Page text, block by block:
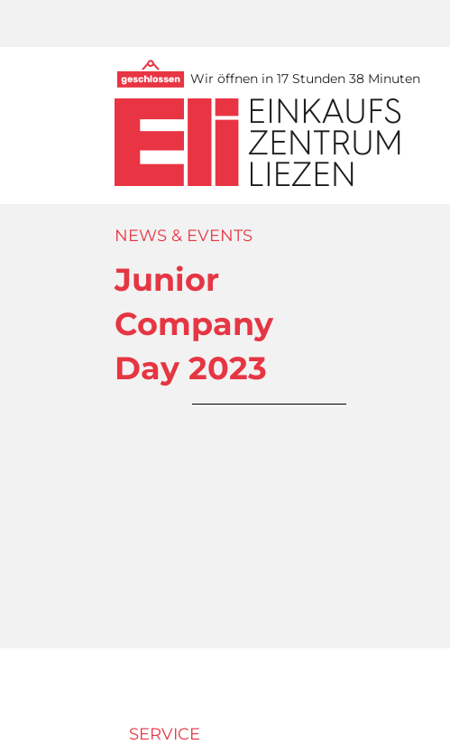
Wir öffnen in 17 Stunden 38 Minuten
NEWS & EVENTS
Junior
Company
Day 2023
SERVICE